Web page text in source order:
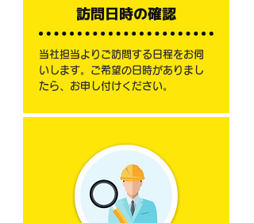
訪問日時の確認
当社担当よりご訪問する日程をお伺
いします。ご希望の日時がありまし
たら、お申し付けください。